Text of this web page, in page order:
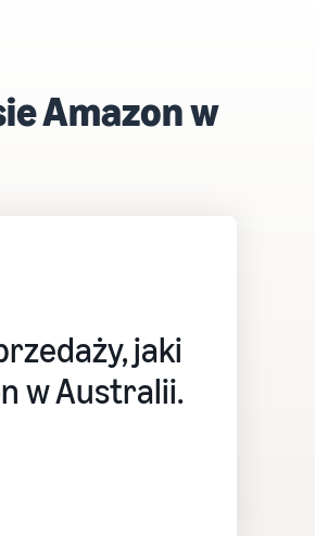
Amazon w
jaki
w Australii.